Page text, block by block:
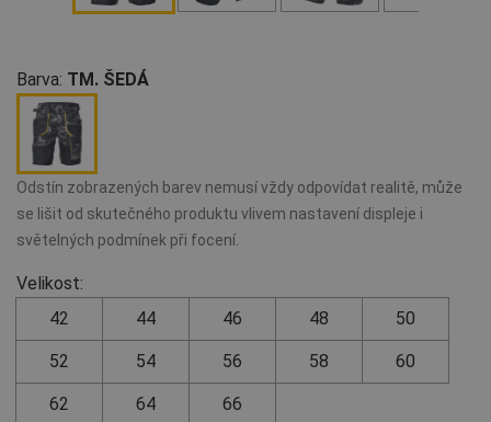
Barva: TM. ŠEDÁ
Odstín zobrazených barev nemusí vždy odpovídat realitě, může
se lišit od skutečného produktu vlivem nastavení displeje i
světelných podmínek při focení.
Velikost:
42
44 46 48 50
52 54 56 58 60
62 64 66